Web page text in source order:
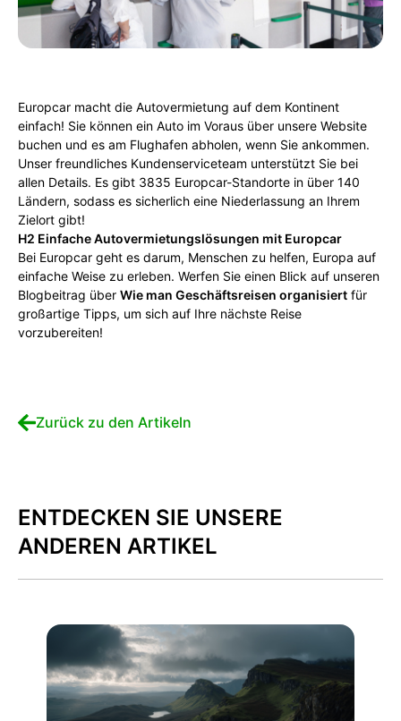
Europcar macht die Autovermietung auf dem Kontinent
einfach! Sie können ein Auto im Voraus über unsere Website
buchen und es am Flughafen abholen, wenn Sie ankommen.
Unser freundliches Kundenserviceteam unterstützt Sie bei
allen Details. Es gibt 3835 Europcar-Standorte in über 140
Ländern, sodass es sicherlich eine Niederlassung an Ihrem
Zielort gibt!
H2 Einfache Autovermietungslösungen mit Europcar
Bei Europcar geht es darum, Menschen zu helfen, Europa auf
einfache Weise zu erleben. Werfen Sie einen Blick auf unseren
Blogbeitrag über Wie man Geschäftsreisen organisiert für
großartige Tipps, um sich auf Ihre nächste Reise
vorzubereiten!
Zurück zu den Artikeln
ENTDECKEN SIE UNSERE
ANDEREN ARTIKEL